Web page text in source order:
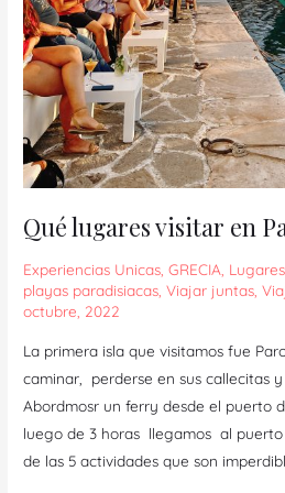
Qué lugares visitar en
Experiencias Unicas ,GRECIA
playas paradisiacas ,Viajar juntas ,
octubre, 2022
La primera isla que visitamos fue
caminar, perderse en sus callecitas
Abordmosr un ferry desde el puerto
luego de 3 horas llegamos al
de las 5 actividades que son